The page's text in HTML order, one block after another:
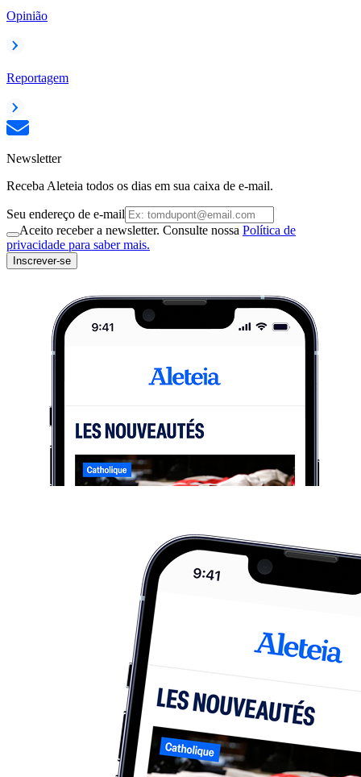
Opinião
Reportagem
Newsletter
Receba Aleteia todos os dias em sua caixa de e-mail.
Seu endereço de e-mail
Aceito receber a newsletter. Consulte nossa Política de
privacidade para saber mais.
Inscrever-se